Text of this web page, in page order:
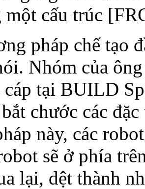
một cấu trúc
pháp chế tạo
Nhóm của
cáp tại BUILD
chước các
này, các
sẽ ở phía
lại, dệt thành